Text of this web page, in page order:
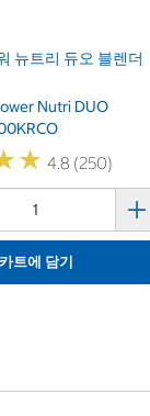
뉴트리 듀오 블렌더
Nutri DUO
★
★ 4.8 (250)
트에 담기